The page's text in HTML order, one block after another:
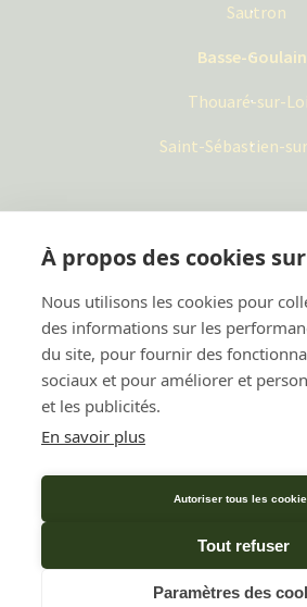
À propos des cookies
Nous utilisons les cookies pour
des informations sur les
du site, pour fournir des
sociaux et pour améliorer et
et les publicités.
En savoir plus
Autoriser tous les
Tout refuser
Paramètres des
Sautron
Basse-
Thouaré-sur-
Saint-Sébastien-
Mes Jardiniers
2 rue Robert le
44300 Nantes
02 57 180 180
© Copyright - Mes Jardiniers
Choisir une agence Postuler